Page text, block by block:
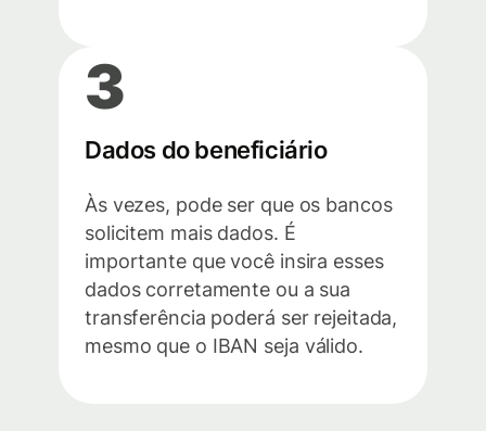
3
Dados do beneficiário
Às vezes, pode ser que os bancos
solicitem mais dados. É
importante que você insira esses
dados corretamente ou a sua
transferência poderá ser rejeitada,
mesmo que o IBAN seja válido.